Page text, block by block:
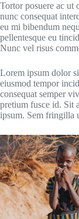
Tortor posuere ac ut
nunc consequat
eu mi bibendum
pellentesque eu
Nunc vel risus
Lorem ipsum dolor
eiusmod tempor
consequat semper
pretium fusce id. Sit
ipsum. Sem fringilla